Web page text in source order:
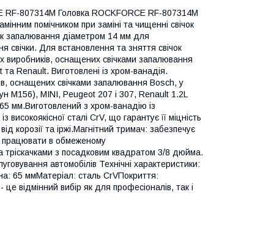
RF-807314M Головка ROCKFORCE RF-807314M
помічником при заміні та чищенні свічок
запалювання діаметром 14 мм для
Для встановлення та зняття свічок
виробників, оснащених свічками запалювання
Renault. Виготовлені із хром-ванадія.
оснащених свічками запалювання Bosch, у
M156), MINI, Peugeot 207 і 307, Renault 1.2L
мм.Виготовлений з хром-ванадію із
сталі CrV, що гарантує її міцність
корозії та іржі.Магнітний тримач: забезпечує
працювати в обмеженому
тріскачками з посадковим квадратом 3/8 дюйма.
автомобілів Технічні характеристики:
65 ммМатеріал: сталь CrVПокриття:
відмінний вибір як для професіоналів, так і